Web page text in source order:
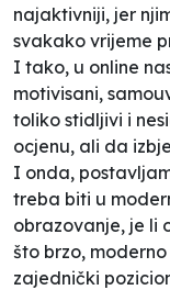
najaktivniji, jer
svakako vrijeme
I tako, u online
motivisani,
toliko stidljivi i
ocjenu, ali da
I onda,
treba biti u
obrazovanje, je li
što brzo,
zajednički